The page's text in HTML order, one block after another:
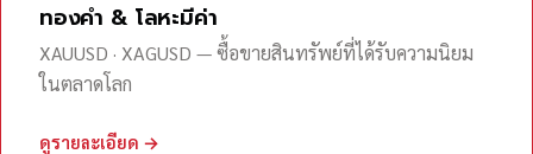
ทองคำ & โลหะมีค่า
XAUUSD · XAGUSD — ซื้อขายสินทรัพย์ที่ได้รับความนิยม
ในตลาดโลก
ดูรายละเอียด →